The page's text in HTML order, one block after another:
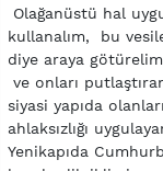
Olağanüstü hal
kullanalım, bu
diye araya
ve onları
siyasi yapıda
ahlaksızlığı
Yenikapıda